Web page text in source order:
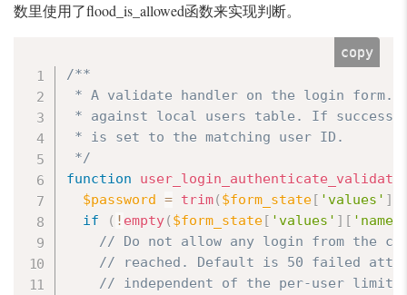
数里使用了flood_is_allowed函数来实现判断。
/**
* A validate handler on the login form.
* against local users table. If
* is set to the matching user ID.
*/
function
user_login_authenticate_validate
$password = trim( $form_state[ 'values' ]
if
( ! empty( $form_state[ 'values' ] [ 'name'
// Do not allow any login from the
// reached. Default is 50 failed
// independent of the per-user limit
copy